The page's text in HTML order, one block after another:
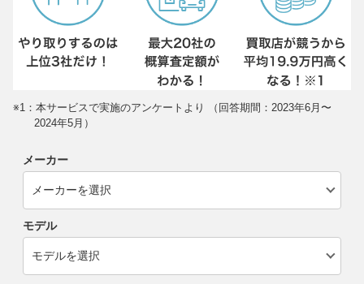
※1：本サービスで実施のアンケートより （回答期間：2023年6月〜
2024年5月）
メーカー
モデル